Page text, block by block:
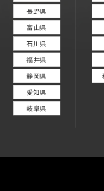
長野県
富山県
石川県
福井県
静岡県
愛知県
岐阜県